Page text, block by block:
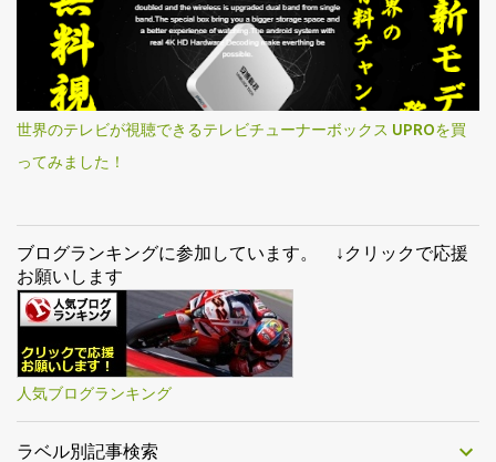
世界のテレビが視聴できるテレビチューナーボックス UPROを買
ってみました！
ブログランキングに参加しています。 ↓クリックで応援
お願いします
人気ブログランキング
ラベル別記事検索